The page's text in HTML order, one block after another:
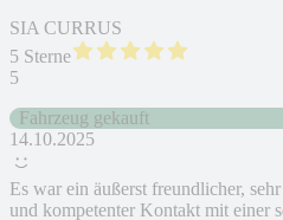
SIA CURRUS
5 Sterne
5
Fahrzeug gekauft
14.10.2025
Es war ein äußerst freundlicher,
und kompetenter Kontakt mit einer